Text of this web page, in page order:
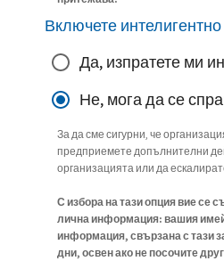
Включете
Да, изпратете ми
Не, мога да се
За да сме сигурни, че
предприемете допълнителни
организацията или да
С избора на тази опция вие се
лична информация: вашия
информация, свързана с тази
дни, освен ако не посочите